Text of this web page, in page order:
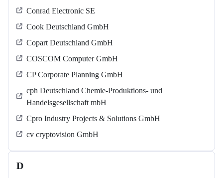
Conrad Electronic SE
Cook Deutschland GmbH
Copart Deutschland GmbH
COSCOM Computer GmbH
CP Corporate Planning GmbH
cph Deutschland Chemie-Produktions- und
Handelsgesellschaft mbH
Cpro Industry Projects & Solutions GmbH
cv cryptovision GmbH
D